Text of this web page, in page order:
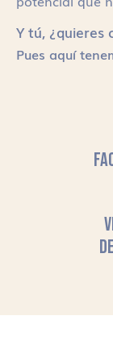
Y tú, ¿quieres
Pues aquí